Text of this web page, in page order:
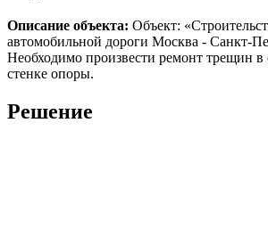
Описание объекта: Объект:
автомобильной дороги Москва - Санкт-
Необходимо произвести ремонт трещин
стенке опоры.
Решение